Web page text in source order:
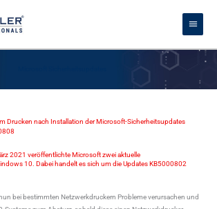
Drucken nach Installation der Microsoft-Sicherheitsupdates
2021 veröffentlichte Microsoft zwei aktuelle
10. Dabei handelt es sich um die Updates KB5000802
bei bestimmten Netzwerkdruckern Probleme verursachen und